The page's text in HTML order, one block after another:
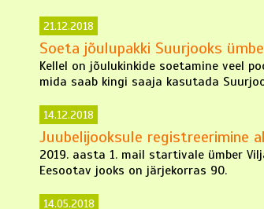
21.12.2018
Soeta jõulupakki Suurjooks
Kellel on jõulukinkide soetamine veel
mida saab kingi saaja kasutada
14.12.2018
Juubelijooksule registreerimine
2019. aasta 1. mail startivale ümber
Eesootav jooks on järjekorras 90.
14.05.2018